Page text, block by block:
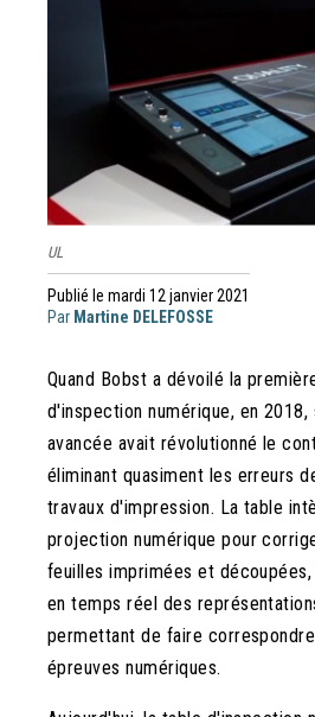
Publié le mardi 12 janvier 2021
Par Martine DELEFOSSE
UL
Quand Bobst a dévoilé la
d'inspection numérique, en 2018,
avancée avait révolutionné le
éliminant quasiment les erreurs
travaux d'impression. La table
projection numérique pour
feuilles imprimées et
en temps réel des
permettant de faire
épreuves numériques.